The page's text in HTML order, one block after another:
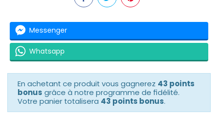
Messenger
Whatsapp
En achetant ce produit vous gagnerez 43 points
bonus grâce à notre programme de fidélité.
Votre panier totalisera 43 points bonus.